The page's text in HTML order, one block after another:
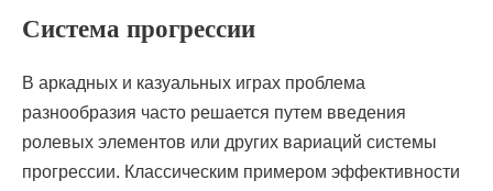
Система прогрессии
В аркадных и казуальных играх проблема
разнообразия часто решается путем введения
ролевых элементов или других вариаций системы
прогрессии. Классическим примером эффективности